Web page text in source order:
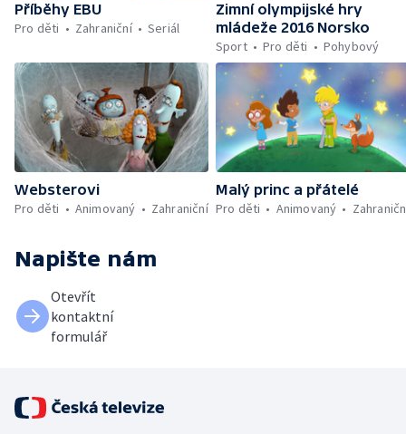
Příběhy EBU
Pro děti
Zahraniční Seriál
Zimní olympijské hry
mládeže 2016 Norsko
Sport
Pro děti Pohybový
Websterovi
Pro děti
Animovaný Zahraniční
Malý princ a přátelé
Pro děti
Animovaný
Napište nám
Otevřít
kontaktní
formulář